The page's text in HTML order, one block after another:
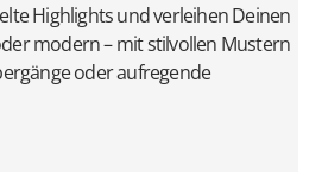
Highlights und verleihen Deinen
modern – mit stilvollen Mustern
oder aufregende